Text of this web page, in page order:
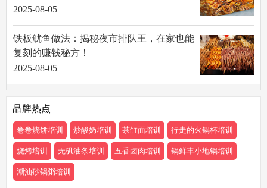
2025-08-05
铁板鱿鱼做法：揭秘夜市排队王，在家也能
复刻的赚钱秘方！
2025-08-05
品牌热点
卷卷烧饼培训 炒酸奶培训 茶缸面培训 行走的火锅杯培训
烧烤培训 无矾油条培训 五香卤肉培训 锅鲜丰小地锅培训
潮汕砂锅粥培训